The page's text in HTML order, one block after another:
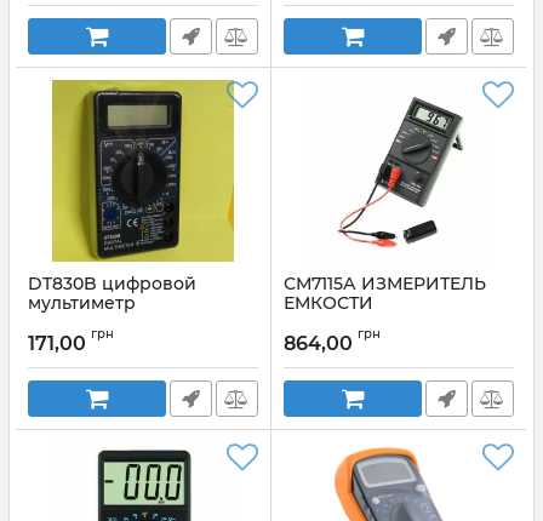
DT830B цифровой
мультиметр
171,00 грн
СМ7115А ИЗМЕРИТЕЛЬ
ЕМКОСТИ
Артикул: СМ7115А
864,00 грн